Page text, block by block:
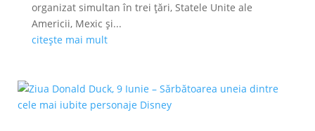
organizat simultan în trei țări, Statele Unite ale
Americii, Mexic și...
citește mai mult